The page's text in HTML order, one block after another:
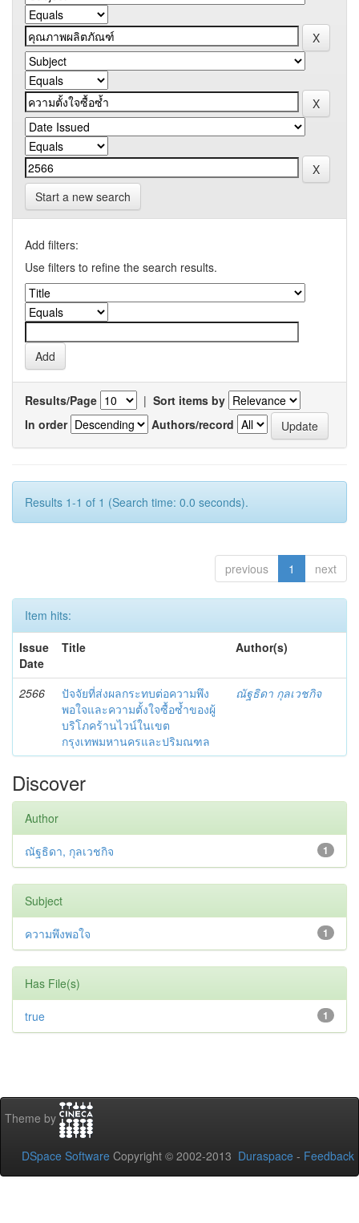
Start a new search
Add filters:
Use filters to refine the search results.
Results/Page | Sort items by
In order
Authors/record
Results 1-1 of 1 (Search time: 0.0 seconds).
previous 1 next
Item hits:
Issue
Date
Title Author(s)
2566
ปัจจัยที่ส่งผลกระทบต่อความพึง
พอใจและความตั้งใจซื้อซ้ำของผู้
บริโภคร้านไวน์ในเขต
กรุงเทพมหานครและปริมณฑล
ณัฐธิดา กุลเวชกิจ
Discover
Author
1
ณัฐธิดา, กุลเวชกิจ
Subject
1
ความพึงพอใจ
Has File(s)
1
true
Theme by
DSpace Software Copyright © 2002-2013 Duraspace - Feedback